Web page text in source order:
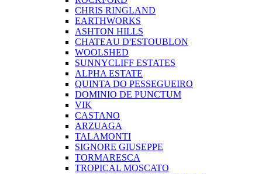
CHRIS RINGLAND
EARTHWORKS
ASHTON HILLS
CHATEAU D'ESTOUBLON
WOOLSHED
SUNNYCLIFF ESTATES
ALPHA ESTATE
QUINTA DO PESSEGUEIRO
DOMINIO DE PUNCTUM
VIK
CASTANO
ARZUAGA
TALAMONTI
SIGNORE GIUSEPPE
TORMARESCA
TROPICAL MOSCATO